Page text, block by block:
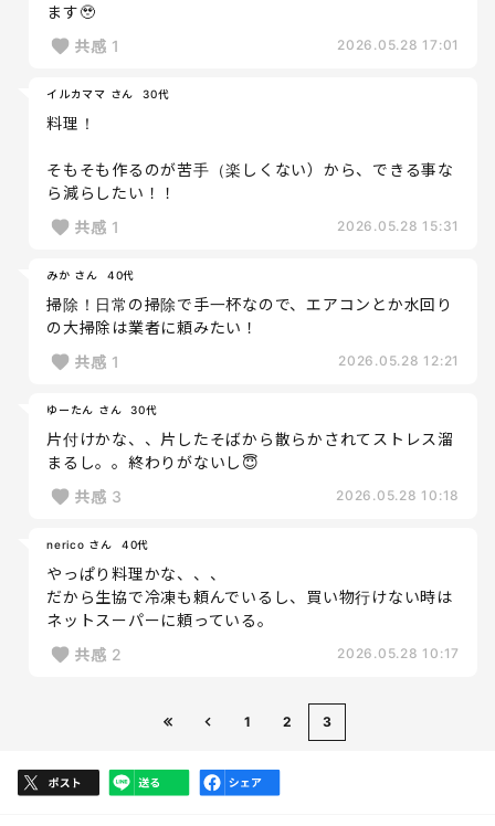
ます🥹
共感 1 2026.05.28 17:01
イルカママ さん 30代
料理！
そもそも作るのが苦手（楽しくない）から、できる事な
ら減らしたい！！
共感 1 2026.05.28 15:31
みか さん 40代
掃除！日常の掃除で手一杯なので、エアコンとか水回り
の大掃除は業者に頼みたい！
共感 1 2026.05.28 12:21
ゆーたん さん 30代
片付けかな、、片したそばから散らかされてストレス溜
まるし。。終わりがないし😇
共感 3 2026.05.28 10:18
nerico さん 40代
やっぱり料理かな、、、
だから生協で冷凍も頼んでいるし、買い物行けない時は
ネットスーパーに頼っている。
共感 2 2026.05.28 10:17
1 2 3